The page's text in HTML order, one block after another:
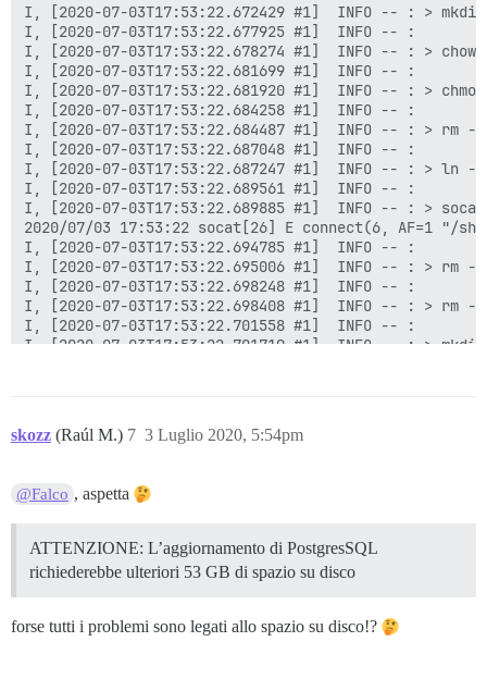
I, [2020-07-03T17:53:22.672429 #1]  INFO -- : >
I, [2020-07-03T17:53:22.677925 #1]  INFO -- :
I, [2020-07-03T17:53:22.678274 #1]  INFO -- : >
I, [2020-07-03T17:53:22.681699 #1]  INFO -- :
I, [2020-07-03T17:53:22.681920 #1]  INFO -- : >
I, [2020-07-03T17:53:22.684258 #1]  INFO -- :
I, [2020-07-03T17:53:22.684487 #1]  INFO -- : > rm
I, [2020-07-03T17:53:22.687048 #1]  INFO -- :
I, [2020-07-03T17:53:22.687247 #1]  INFO -- : > ln -
I, [2020-07-03T17:53:22.689561 #1]  INFO -- :
I, [2020-07-03T17:53:22.689885 #1]  INFO -- : >
2020/07/03 17:53:22 socat[26] E connect(6, AF=1 "/
I, [2020-07-03T17:53:22.694785 #1]  INFO -- :
I, [2020-07-03T17:53:22.695006 #1]  INFO -- : > rm
I, [2020-07-03T17:53:22.698248 #1]  INFO -- :
I, [2020-07-03T17:53:22.698408 #1]  INFO -- : > rm
I, [2020-07-03T17:53:22.701558 #1]  INFO -- :
I, [2020-07-03T17:53:22.701719 #1]  INFO -- : >
I, [2020-07-03T17:53:22.718045 #1]  INFO -- : File
I, [2020-07-03T17:53:22.730016 #1]  INFO -- : File >
I, [2020-07-03T17:53:22.730328 #1]  INFO -- : >
I, [2020-07-03T17:53:22.863371 #1]  INFO -- : > [
I, [2020-07-03T17:53:22.866954 #1]  INFO -- :
I, [2020-07-03T17:53:22.867304 #1]  INFO -- : >
I, [2020-07-03T17:53:22.887828 #1]  INFO -- : >
I, [2020-07-03T17:53:22.891051 #1]  INFO -- :
skozz (Raúl M.) 3 Luglio 2020, 5:54pm
7
@Falco , aspetta
ATTENZIONE: L’aggiornamento di PostgresSQL
richiederebbe ulteriori 53 GB di spazio su disco
forse tutti i problemi sono legati allo spazio su disco!?